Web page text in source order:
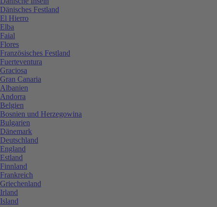
Dänisches Festland
El Hierro
Elba
Faial
Flores
Französisches Festland
Fuerteventura
Graciosa
Gran Canaria
Albanien
Andorra
Belgien
Bosnien und Herzegowina
Bulgarien
Dänemark
Deutschland
England
Estland
Finnland
Frankreich
Griechenland
Irland
Island